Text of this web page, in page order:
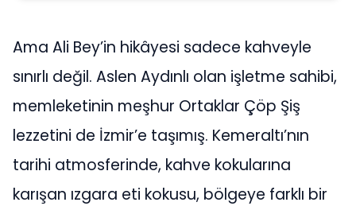
Ama Ali Bey’in hikâyesi sadece kahveyle
sınırlı değil. Aslen Aydınlı olan işletme sahibi,
memleketinin meşhur Ortaklar Çöp Şiş
lezzetini de İzmir’e taşımış. Kemeraltı’nın
tarihi atmosferinde, kahve kokularına
karışan ızgara eti kokusu, bölgeye farklı bir